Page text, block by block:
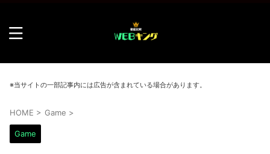
※当サイトの一部記事内には広告が含まれている場合があります。
HOME > Game >
Game